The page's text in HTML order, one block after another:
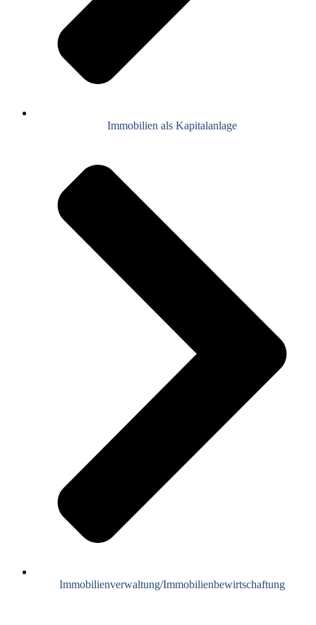
Immobilien als Kapitalanlage
Immobilienverwaltung/Immobilienbewirtschaftung